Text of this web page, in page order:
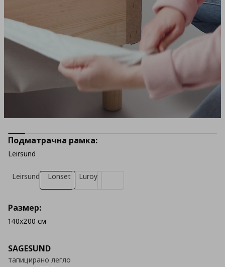
SAGESUND
тапицирано легло
Подматрачна рамка:
Leirsund
Leirsund Lonset Luroy
Размер:
140x200 см